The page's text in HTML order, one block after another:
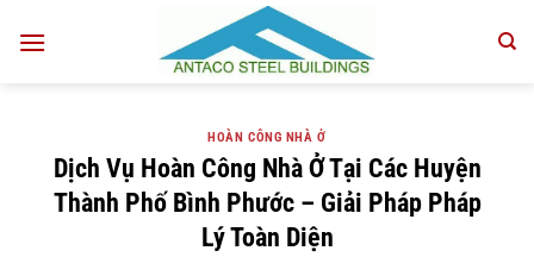
qua
HOÀN CÔNG NHÀ Ở
Dịch Vụ Hoàn Công Nhà Ở Tại Các Huyện
Thành Phố Bình Phước – Giải Pháp Pháp
Lý Toàn Diện